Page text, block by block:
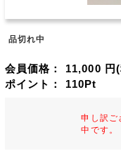
品切れ中
会員価格： 11,000 円
ポイント： 110Pt
申し訳ご
中です。